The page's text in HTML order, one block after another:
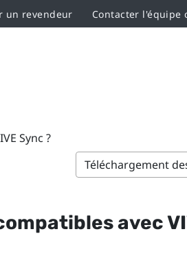
un revendeur Contacter l'équipe
Sync ?
Téléchargement
avec